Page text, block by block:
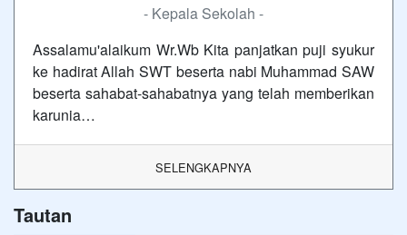
- Kepala Sekolah -
Assalamu'alaikum Wr.Wb Kita panjatkan puji syukur
ke hadirat Allah SWT beserta nabi Muhammad SAW
beserta sahabat-sahabatnya yang telah memberikan
karunia…
SELENGKAPNYA
Tautan